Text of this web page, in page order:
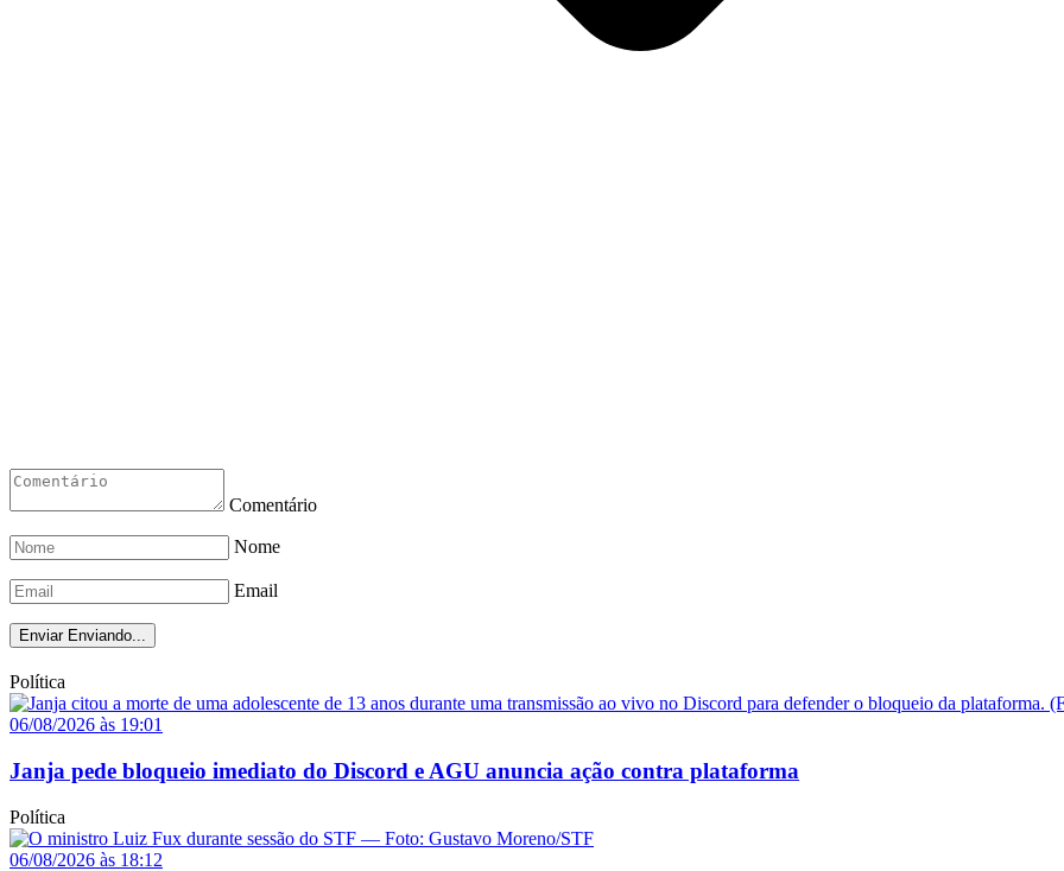
Comentário
Nome
Email
Enviar Enviando...
Política
06/08/2026 às 19:01
Janja pede bloqueio imediato do Discord e AGU anuncia ação contra plataforma
Política
06/08/2026 às 18:12